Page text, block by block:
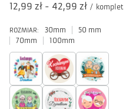
od
12,99 zł - do
42,99 zł / komplet
ROZMIAR: 30mm
50 mm
70mm
100mm